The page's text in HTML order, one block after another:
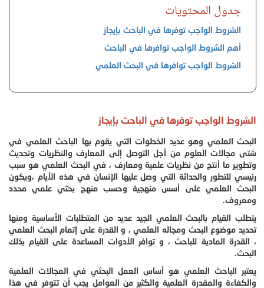
جدول المحتويات
الشروط الواجب توفرها في الباحث بإيجاز
أهم الشروط الواجب توافرها في الباحث
الشروط الواجب توافرها في البحث العلمي
الشروط الواجب توفرها في الباحث بإيجاز
البحث العلمي وهو عديد الخطوات التي يقوم بها الباحث العلمي في
شتى مجالات العلوم من أجل التوصل إلى المعارف والنظريات وتحديث
وتطوير ما أنتج من نظريات علمية ومعارف ، في البحث العلمي هو سبب
رئيسي للتطور والحداثة التي وصل عليها الإنسان في هذه الأيام ،ويكون
البحث العلمي على أسس منهجية وحسب منهج بحثي علمي محدد
ومعروف.
يتطلب القيام بالبحث العلمي الجيد عديد من المتطلبات الأساسية ومنها
تحديد موضوع البحث ومجاله العلمي ، و القدرة على إتمام البحث العلمي
، القدرة المادية للباحث ، و توافر الأدوات المساعدة على القيام بذلك
البحث.
يعتبر الباحث العلمي هو أساس العمل البحثي في المجالات العلمية
والكفاءة والمقدرة العلمية والكثير من العوامل يجب أن تتوفر في هذا